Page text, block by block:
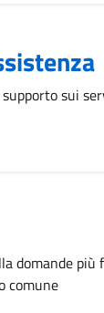
sui
domande
comune